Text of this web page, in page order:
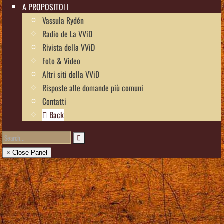
A PROPOSITO
Vassula Rydén
Radio de La VViD
Rivista della VViD
Foto & Video
Altri siti della VViD
Risposte alle domande più comuni
Contatti
Back
× Close Panel